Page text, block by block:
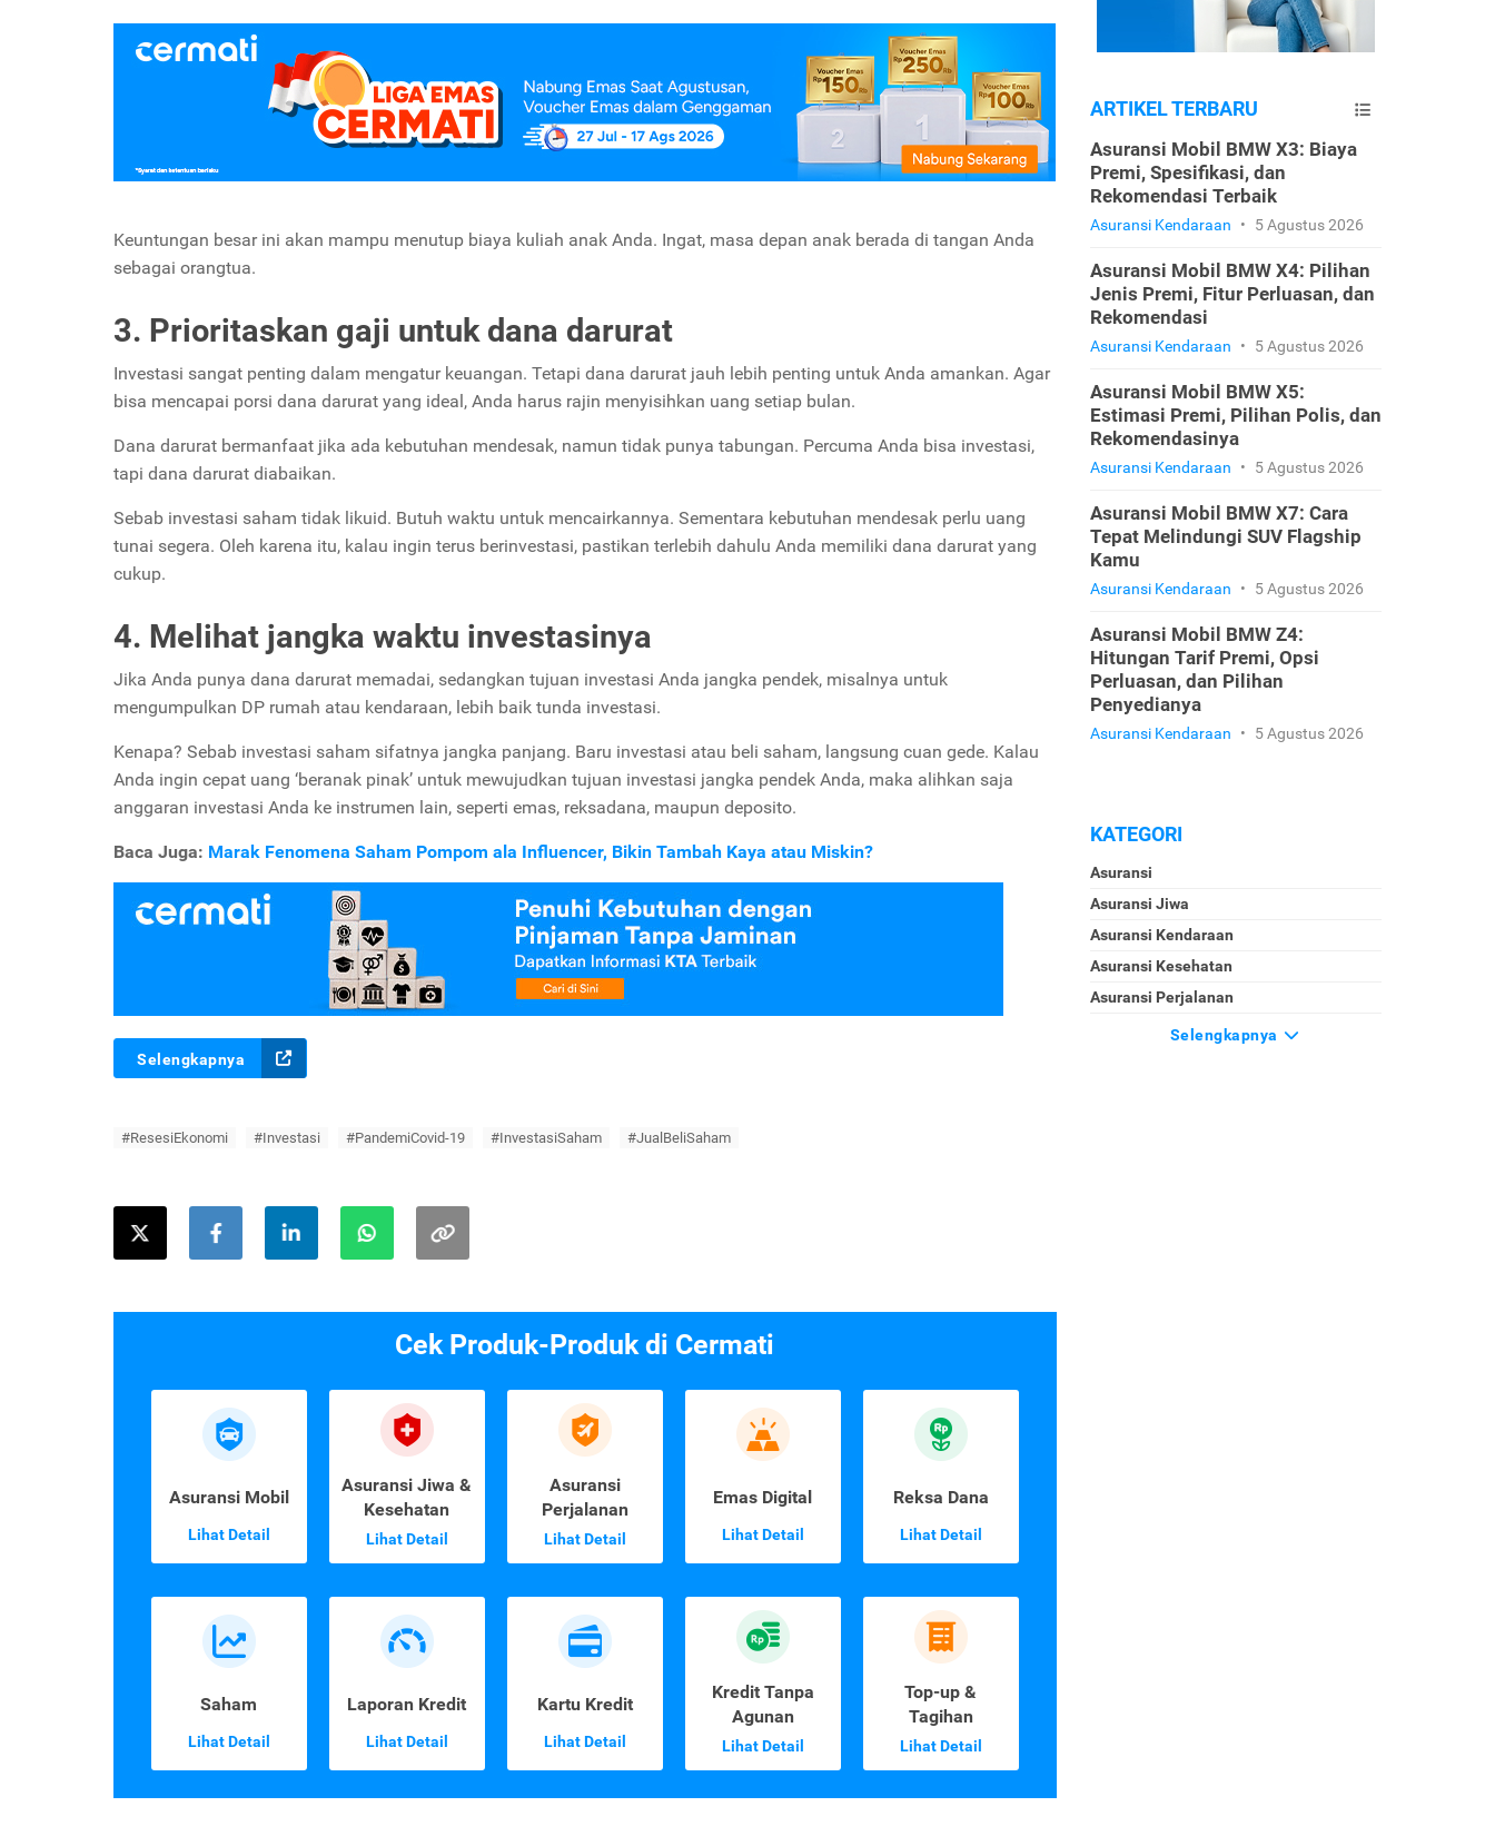
Keuntungan besar ini akan mampu menutup biaya kuliah anak Anda. Ingat, masa depan anak berada di tangan Anda
sebagai orangtua.
3. Prioritaskan gaji untuk dana darurat
Investasi sangat penting dalam mengatur keuangan. Tetapi dana darurat jauh lebih penting untuk Anda amankan. Agar
bisa mencapai porsi dana darurat yang ideal, Anda harus rajin menyisihkan uang setiap bulan.
Dana darurat bermanfaat jika ada kebutuhan mendesak, namun tidak punya tabungan. Percuma Anda bisa investasi,
tapi dana darurat diabaikan.
Sebab investasi saham tidak likuid. Butuh waktu untuk mencairkannya. Sementara kebutuhan mendesak perlu uang
tunai segera. Oleh karena itu, kalau ingin terus berinvestasi, pastikan terlebih dahulu Anda memiliki dana darurat yang
cukup.
4. Melihat jangka waktu investasinya
Jika Anda punya dana darurat memadai, sedangkan tujuan investasi Anda jangka pendek, misalnya untuk
mengumpulkan DP rumah atau kendaraan, lebih baik tunda investasi.
Kenapa? Sebab investasi saham sifatnya jangka panjang. Baru investasi atau beli saham, langsung cuan gede. Kalau
Anda ingin cepat uang ‘beranak pinak’ untuk mewujudkan tujuan investasi jangka pendek Anda, maka alihkan saja
anggaran investasi Anda ke instrumen lain, seperti emas, reksadana, maupun deposito.
Baca Juga: Marak Fenomena Saham Pompom ala Influencer, Bikin Tambah Kaya atau Miskin?
Selengkapnya
#ResesiEkonomi #Investasi #PandemiCovid-19 #InvestasiSaham #JualBeliSaham
Cek Produk-Produk di Cermati
Asuransi Mobil
Lihat Detail
Asuransi Jiwa &
Kesehatan
Lihat Detail
Asuransi
Perjalanan
Lihat Detail
Emas Digital
Lihat Detail
Reksa Dana
Lihat Detail
Saham
Lihat Detail
Laporan Kredit
Lihat Detail
Kartu Kredit
Lihat Detail
Kredit Tanpa
Agunan
Lihat Detail
Top-up &
Tagihan
Lihat Detail
ARTIKEL TERBARU
Asuransi Mobil BMW X3: Biaya
Premi, Spesifikasi, dan
Rekomendasi Terbaik
Asuransi Kendaraan • 5 Agustus 2026
Asuransi Mobil BMW X4: Pilihan
Jenis Premi, Fitur Perluasan, dan
Rekomendasi
Asuransi Kendaraan • 5 Agustus 2026
Asuransi Mobil BMW X5:
Estimasi Premi, Pilihan Polis, dan
Rekomendasinya
Asuransi Kendaraan • 5 Agustus 2026
Asuransi Mobil BMW X7: Cara
Tepat Melindungi SUV Flagship
Kamu
Asuransi Kendaraan • 5 Agustus 2026
Asuransi Mobil BMW Z4:
Hitungan Tarif Premi, Opsi
Perluasan, dan Pilihan
Penyedianya
Asuransi Kendaraan • 5 Agustus 2026
KATEGORI
Asuransi
Asuransi Jiwa
Asuransi Kendaraan
Asuransi Kesehatan
Asuransi Perjalanan
Selengkapnya